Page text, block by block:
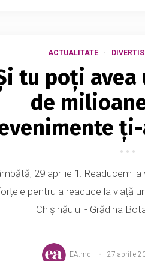
ACTUALITATE
tu poți avea
de
29 aprilie 1. Readucem
pentru a readuce la viață
Chișinăului - Grădina
EA.md 27 aprilie